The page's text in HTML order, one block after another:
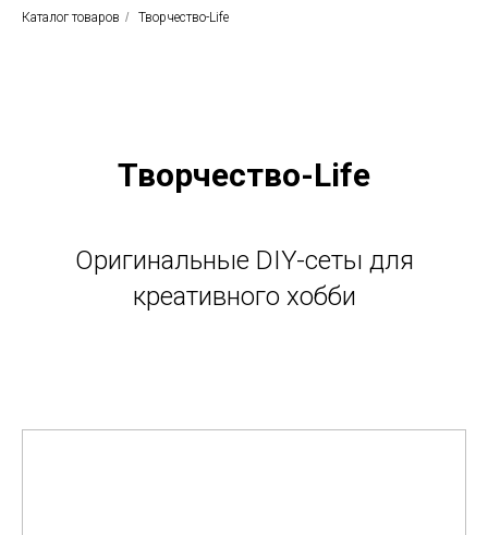
Каталог товаров / Творчество-Life
Творчество-Life
Оригинальные DIY-сеты для
креативного хобби